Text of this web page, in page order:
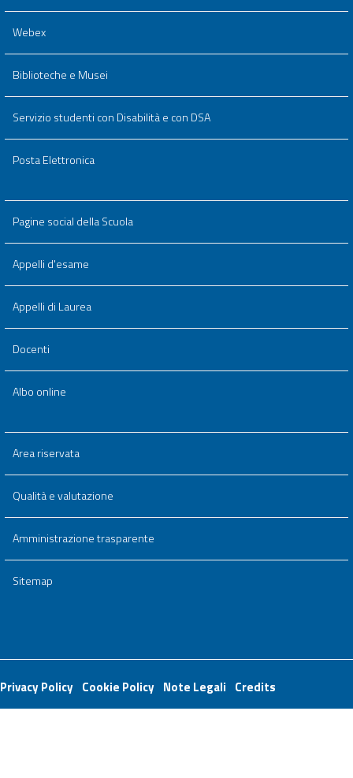
Webex
Biblioteche e Musei
Servizio studenti con Disabilità e con DSA
Posta Elettronica
Pagine social della Scuola
Appelli d'esame
Appelli di Laurea
Docenti
Albo online
Area riservata
Qualità e valutazione
Amministrazione trasparente
Sitemap
Small
prints
Useful links section
Privacy Policy Cookie Policy Note Legali Credits